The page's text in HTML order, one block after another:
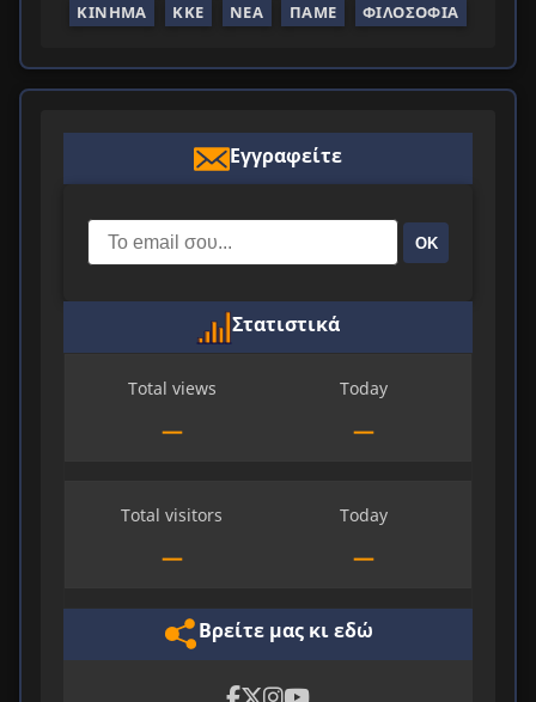
ΚΊΝΗΜΑ
ΚΚΕ ΝΈΑ ΠΑΜΕ ΦΙΛΟΣΟΦΊΑ
Εγγραφείτε
ΟΚ
Στατιστικά
Total views
—
Today
—
Total visitors
—
Today
—
Βρείτε μας κι εδώ